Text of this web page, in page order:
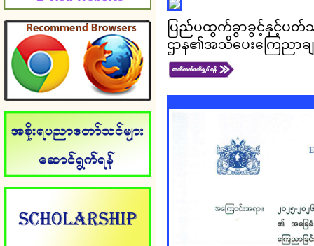
ပြည်ပထွက်ခွာခွင့်နှင့်ပ
ဌာန၏အသိပေးကြေညာခ